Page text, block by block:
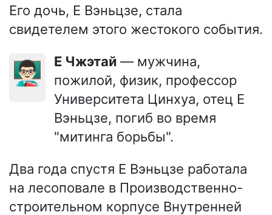
Его дочь, Е Вэньцзе, стала
свидетелем этого жестокого события.
👨🏻‍🏫 Е Чжэтай — мужчина,
пожилой, физик, профессор
Университета Цинхуа, отец Е
Вэньцзе, погиб во время
"митинга борьбы".
Два года спустя Е Вэньцзе работала
на лесоповале в Производственно-
строительном корпусе Внутренней